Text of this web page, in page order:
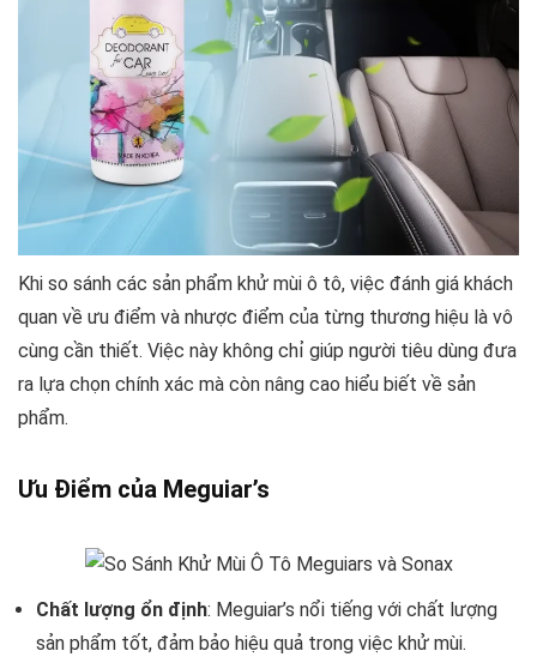
Khi so sánh các sản phẩm khử mùi ô tô, việc đánh giá khách
quan về ưu điểm và nhược điểm của từng thương hiệu là vô
cùng cần thiết. Việc này không chỉ giúp người tiêu dùng đưa
ra lựa chọn chính xác mà còn nâng cao hiểu biết về sản
phẩm.
Ưu Điểm của Meguiar’s
Chất lượng ổn định: Meguiar’s nổi tiếng với chất lượng
sản phẩm tốt, đảm bảo hiệu quả trong việc khử mùi.